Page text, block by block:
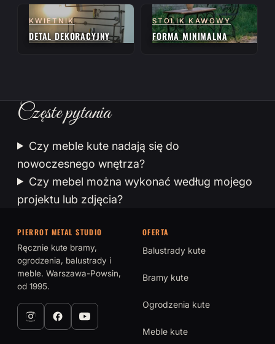
KWIETNIK
DETAL DEKORACYJNY
STOLIK KAWOWY
FORMA MINIMALNA
Częste pytania
Czy meble kute nadają się do
nowoczesnego wnętrza?
Czy mebel można wykonać według mojego
projektu lub zdjęcia?
PIERROT METAL STUDIO
Ręcznie kute bramy,
ogrodzenia, balustrady i
meble. Warszawa-Powsin,
od 1995.
OFERTA
Balustrady kute
Bramy kute
Ogrodzenia kute
Meble kute